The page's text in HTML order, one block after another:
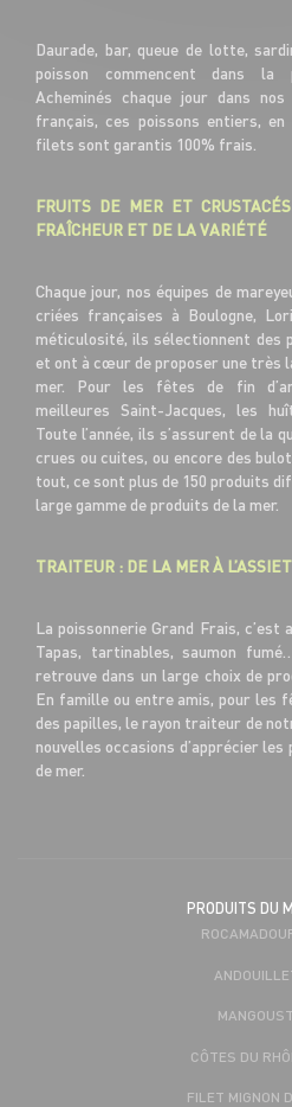
Daurade, bar, queue de lotte,
poisson commencent dans la
Acheminés chaque jour dans
français, ces poissons entiers,
filets sont garantis 100% frais.
FRUITS DE MER ET
FRAÎCHEUR ET DE LA VARIÉTÉ
Chaque jour, nos équipes de
criées françaises à Boulogne,
méticulosité, ils sélectionnent des
et ont à cœur de proposer une très
mer. Pour les fêtes de fin
meilleures Saint-Jacques, les
Toute l’année, ils s’assurent de la
crues ou cuites, ou encore des
tout, ce sont plus de 150 produits
large gamme de produits de la mer.
TRAITEUR : DE LA MER À
La poissonnerie Grand Frais, c’est
Tapas, tartinables, saumon
retrouve dans un large choix de
En famille ou entre amis, pour les
des papilles, le rayon traiteur de
nouvelles occasions d’apprécier
de mer.
PRODUITS DU
CÔTES DU
FILET MIGNON